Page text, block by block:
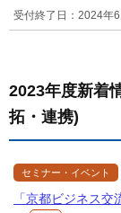
受付終了日：2024年
2023年度新着
拓・連携)
セミナー・イベント
「京都ビジネス